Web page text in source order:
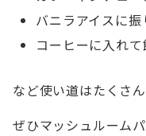
バニラアイスに振
コーヒーに入れて
など使い道はたくさん
ぜひマッシュルーム